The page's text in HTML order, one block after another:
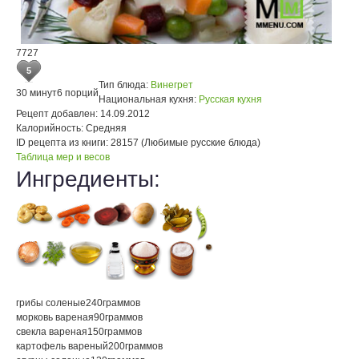
7727
5
30 минут6 порций
Тип блюда: Винегрет
Национальная кухня: Русская кухня
Рецепт добавлен: 14.09.2012
Калорийность: Средняя
ID рецепта из книги: 28157 (Любимые русские блюда)
Таблица мер и весов
Ингредиенты:
грибы соленые240граммов
морковь вареная90граммов
свекла вареная150граммов
картофель вареный200граммов